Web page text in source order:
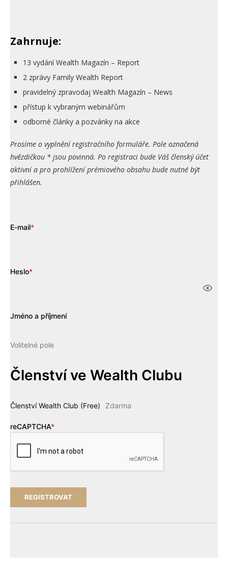
Zahrnuje:
13 vydání Wealth Magazín – Report
2 zprávy Family Wealth Report
pravidelný zpravodaj Wealth Magazín – News
přístup k vybraným webinářům
odborné články a pozvánky na akce
Prosíme o vyplnění registračního formuláře. Pole označená
hvězdičkou * jsou povinná. Po registraci bude Váš členský účet
aktivní a pro prohlížení prémiového obsahu bude nutné být
přihlášen.
E-mail*
Heslo*
Jméno a příjmení
Volitelné pole
Členství ve Wealth Clubu
Členství Wealth Club (Free) Zdarma
reCAPTCHA*